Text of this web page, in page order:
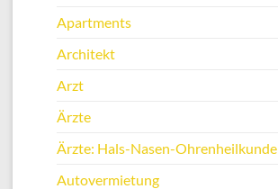
Apartments
Architekt
Arzt
Ärzte
Ärzte: Hals-Nasen-Ohrenheilkunde
Autovermietung